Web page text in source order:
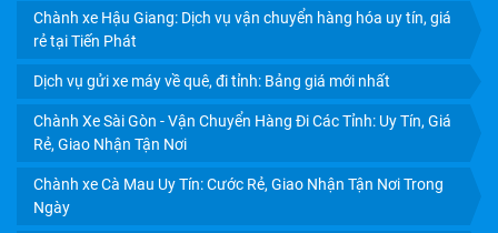
Chành xe Hậu Giang: Dịch vụ vận chuyển hàng hóa uy tín, giá
rẻ tại Tiến Phát
Dịch vụ gửi xe máy về quê, đi tỉnh: Bảng giá mới nhất
Chành Xe Sài Gòn - Vận Chuyển Hàng Đi Các Tỉnh: Uy Tín, Giá
Rẻ, Giao Nhận Tận Nơi
Chành xe Cà Mau Uy Tín: Cước Rẻ, Giao Nhận Tận Nơi Trong
Ngày